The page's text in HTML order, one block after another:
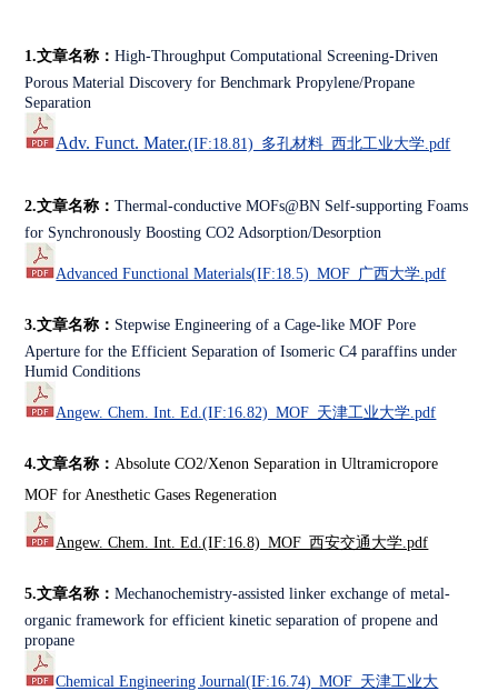
1.文章名称：High-Throughput Computational Screening-Driven
Porous Material Discovery for Benchmark Propylene/Propane
Separation
Adv. Funct. Mater.(IF:18.81)_多孔材料_西北工业大学.pdf
2.文章名称：Thermal-conductive MOFs@BN Self-supporting Foams
for Synchronously Boosting CO2 Adsorption/Desorption
Advanced Functional Materials(IF:18.5)_MOF_广西大学.pdf
3.文章名称： Stepwise Engineering of a Cage-like MOF Pore
Aperture for the Efficient Separation of Isomeric C4 paraffins under
Humid Conditions
Angew. Chem. Int. Ed.(IF:16.82)_MOF_天津工业大学.pdf
4.文章名称： Absolute CO2/Xenon Separation in Ultramicropore
MOF for Anesthetic Gases Regeneration
Angew. Chem. Int. Ed.(IF:16.8)_MOF_西安交通大学.pdf
5.文章名称：Mechanochemistry-assisted linker exchange of metal-
organic framework for efficient kinetic separation of propene and
propane
Chemical Engineering Journal(IF:16.74)_MOF_天津工业大